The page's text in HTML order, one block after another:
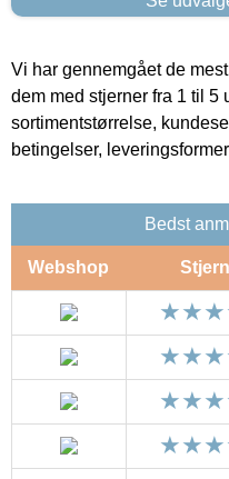
Vi har gennemgået de
dem med stjerner fra 1 til 5
sortimentstørrelse,
betingelser,
Bedst
Webshop